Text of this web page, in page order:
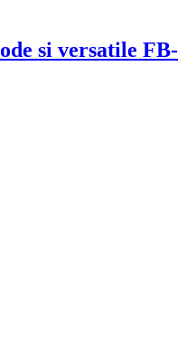
si versatile FB-